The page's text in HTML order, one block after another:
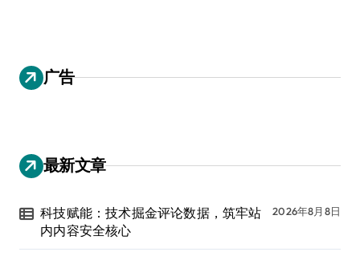
广告
最新文章
科技赋能：技术掘金评论数据，筑牢站
内内容安全核心
2026年8月8日